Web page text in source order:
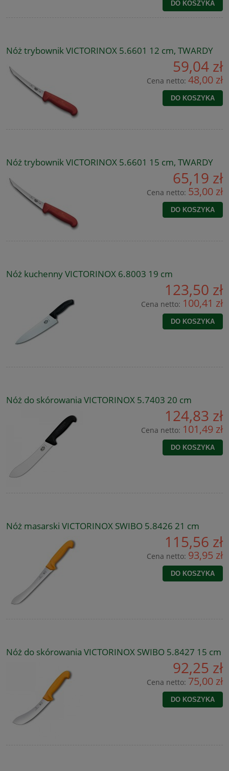
DO KOSZYKA
Nóż trybownik VICTORINOX 5.6601 12 cm, TWARDY
59,04 zł
Cena netto: 48,00 zł
DO KOSZYKA
Nóż trybownik VICTORINOX 5.6601 15 cm, TWARDY
65,19 zł
Cena netto: 53,00 zł
DO KOSZYKA
Nóż kuchenny VICTORINOX 6.8003 19 cm
123,50 zł
Cena netto: 100,41 zł
DO KOSZYKA
Nóż do skórowania VICTORINOX 5.7403 20 cm
124,83 zł
Cena netto: 101,49 zł
DO KOSZYKA
Nóż masarski VICTORINOX SWIBO 5.8426 21 cm
115,56 zł
Cena netto: 93,95 zł
DO KOSZYKA
Nóż do skórowania VICTORINOX SWIBO 5.8427 15 cm
92,25 zł
Cena netto: 75,00 zł
DO KOSZYKA